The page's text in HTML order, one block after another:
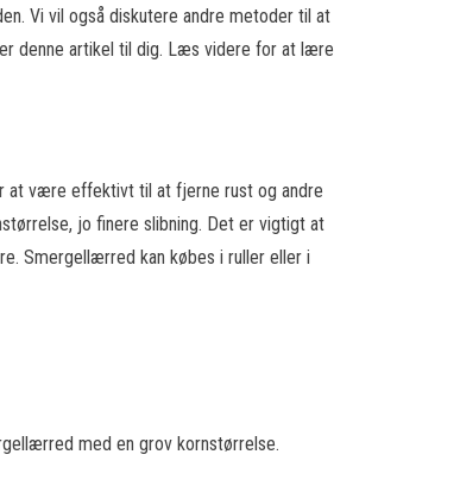
Vi vil også diskutere andre metoder til at
denne artikel til dig. Læs videre for at lære
at være effektivt til at fjerne rust og andre
jo finere slibning. Det er vigtigt at
Smergellærred kan købes i ruller eller i
med en grov kornstørrelse.